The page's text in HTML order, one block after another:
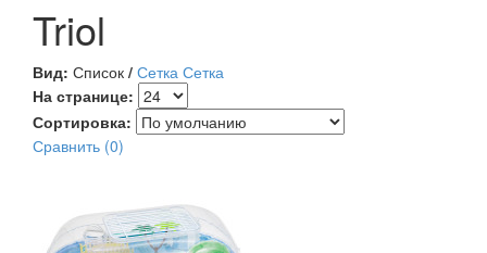
Triol
Вид: Список / Сетка Сетка
На странице:
Сортировка:
Сравнить (0)